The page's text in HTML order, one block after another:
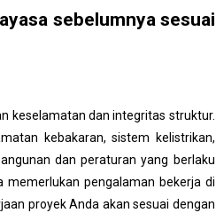
sebelumnya sesuai
keselamatan dan integritas struktur.
kebakaran, sistem kelistrikan,
dan peraturan yang berlaku
memerlukan pengalaman bekerja di
proyek Anda akan sesuai dengan